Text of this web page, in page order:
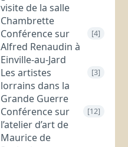
visite de la salle
Chambrette
Conférence sur
Alfred Renaudin à
Einville-au-Jard
[4]
Les artistes
lorrains dans la
Grande Guerre
[3]
Conférence sur
l’atelier d’art de
Maurice de
[12]